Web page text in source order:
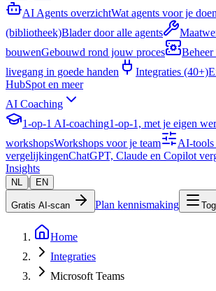
AI Agents overzichtWat agents voor je doen
(bibliotheek)Blader door alle agents
bouwenGebouwd rond jouw proces
livegang in goede handen
Integraties (40+)
HubSpot en meer
AI Coaching
1-op-1 AI-coaching1-op-1, met je eigen
workshopsWorkshops voor je team
AI-
vergelijkingenChatGPT, Claude en Copilot
Insights
NL | EN
Gratis AI-scan Plan kennismaking
Home
Integraties
Microsoft Teams